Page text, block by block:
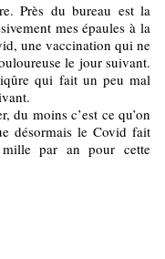
Près du bureau est la
mes épaules à la
une vaccination qui ne
le jour suivant.
qui fait un peu mal
du moins c’est ce qu’on
désormais le Covid fait
par an pour cette